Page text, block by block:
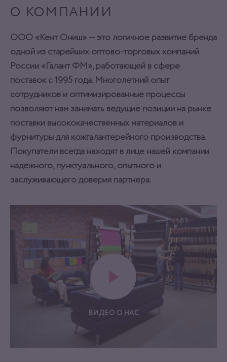
О КОМПАНИИ
ООО «Кент Ониш» — это логичное развитие бренда
одной из старейших оптово-торговых компаний
России «Галант ФМ», работающей в сфере
поставок с 1995 года. Многолетний опыт
сотрудников и оптимизированные процессы
позволяют нам занимать ведущие позиции на рынке
поставки высококачественных материалов и
фурнитуры для кожгалантерейного производства.
Покупатели всегда находят в лице нашей компании
надежного, пунктуального, опытного и
заслуживающего доверия партнера.
ВИДЕО О НАС